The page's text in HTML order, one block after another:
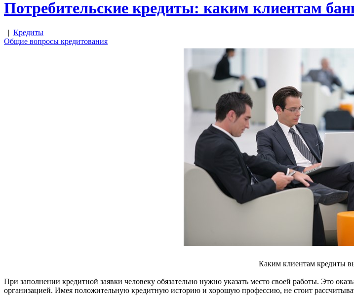
Потребительские кредиты: каким клиентам
| Кредиты
Общие вопросы кредитования
Каким клиентам кредиты
При заполнении кредитной заявки человеку обязательно нужно указать место своей работы. Это
организацией. Имея положительную кредитную историю и хорошую профессию, не стоит